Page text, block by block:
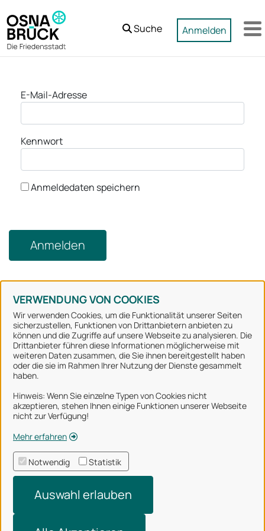
Zum Hauptinhalt springen
VERWENDUNG VON COOKIES
Wir verwenden Cookies, um die Funktionalität unserer Seiten
sicherzustellen, Funktionen von Drittanbietern anbieten zu
können und die Zugriffe auf unsere Webseite zu analysieren. Die
Drittanbieter führen diese Informationen möglicherweise mit
weiteren Daten zusammen, die Sie ihnen bereitgestellt haben
oder die sie im Rahmen Ihrer Nutzung der Dienste gesammelt
haben.
Hinweis: Wenn Sie einzelne Typen von Cookies nicht
akzeptieren, stehen Ihnen einige Funktionen unserer Webseite
nicht zur Verfügung!
Mehr erfahren
Notwendig Statistik
Auswahl erlauben
Suche Anmelden
Anmeldung
E-Mail-Adresse
Kennwort
Anmeldedaten speichern
Anmelden
Stadt Osnabrück
Alle Rechte vorbehalten
Über uns
Impressum
Datenschutzerklärung